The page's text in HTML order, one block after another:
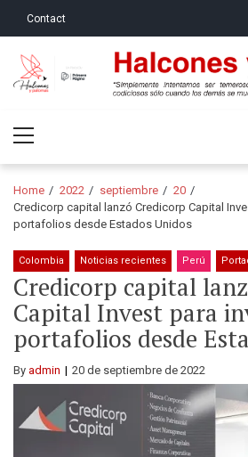
Contact
Halcones y
Menu
Home 2022 septiembre
20
Credicorp capital lanzó Credicorp Capital
portafolios desde Estados Unidos
Colombia Noticias recientes Perú
Credicorp capital
Capital Invest para
portafolios desde
By admin 20 de septiembre de 2022